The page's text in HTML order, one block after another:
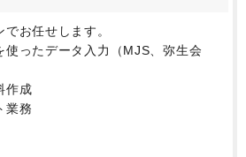
お任せします。
使ったデータ入力（MJS、弥生会
作成
業務